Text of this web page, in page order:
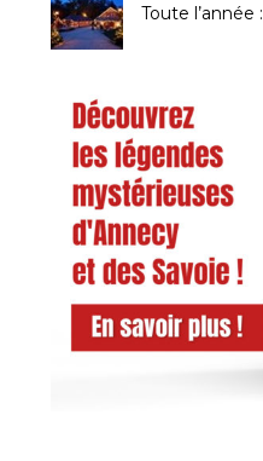
Toute l’année :